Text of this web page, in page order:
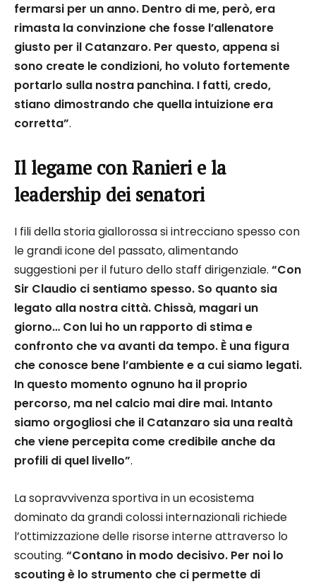
fermarsi per un anno. Dentro di me, però, era
rimasta la convinzione che fosse l’allenatore
giusto per il Catanzaro. Per questo, appena si
sono create le condizioni, ho voluto fortemente
portarlo sulla nostra panchina. I fatti, credo,
stiano dimostrando che quella intuizione era
corretta”.
Il legame con Ranieri e la
leadership dei senatori
I fili della storia giallorossa si intrecciano spesso con
le grandi icone del passato, alimentando
suggestioni per il futuro dello staff dirigenziale. “Con
Sir Claudio ci sentiamo spesso. So quanto sia
legato alla nostra città. Chissà, magari un
giorno… Con lui ho un rapporto di stima e
confronto che va avanti da tempo. È una figura
che conosce bene l’ambiente e a cui siamo legati.
In questo momento ognuno ha il proprio
percorso, ma nel calcio mai dire mai. Intanto
siamo orgogliosi che il Catanzaro sia una realtà
che viene percepita come credibile anche da
profili di quel livello”.
La sopravvivenza sportiva in un ecosistema
dominato da grandi colossi internazionali richiede
l’ottimizzazione delle risorse interne attraverso lo
scouting. “Contano in modo decisivo. Per noi lo
scouting è lo strumento che ci permette di